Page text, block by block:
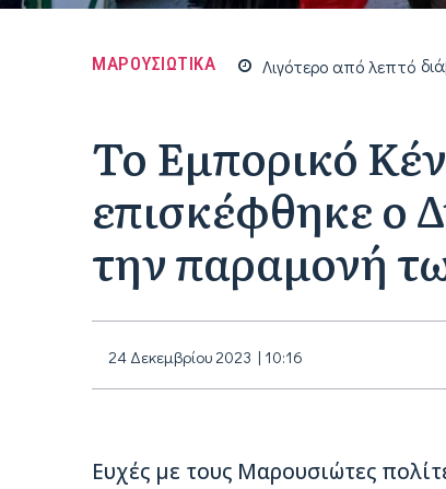
ΜΑΡΟΥΣΙΩΤΙΚΑ Λιγότερο απόλεπτό
Το Εμπορικό
επισκέφθηκε ο
την παραμονή
24 Δεκεμβρίου 2023 | 10:16
Ευχές με τους Μαρουσιώτες